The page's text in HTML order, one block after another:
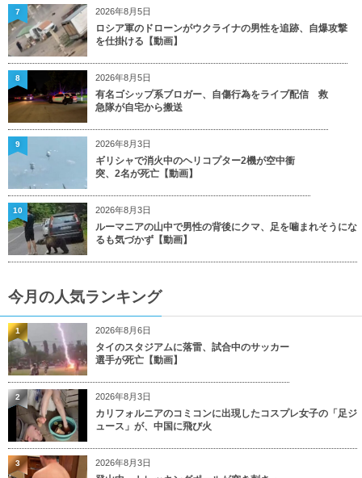
2026年8月5日
ロシア軍のドローンがウクライナの男性を追跡、自爆攻撃
を仕掛ける【動画】
7
2026年8月5日
有名ゴシップ系ブロガー、自傷行為をライブ配信 救
急隊が自宅から搬送
8
2026年8月3日
ギリシャで消火中のヘリコプター2機が空中衝
突、2名が死亡【動画】
9
2026年8月3日
ルーマニアの山中で男性の背後にクマ、足を噛まれそうにな
るも気づかず【動画】
10
今月の人気ランキング
2026年8月6日
タイのスタジアムに落雷、試合中のサッカー
選手が死亡【動画】
1
2026年8月3日
カリフォルニアのコミコンに出現したコスプレ女子の「足ジ
ュース」が、中国に飛び火
2
2026年8月3日
3